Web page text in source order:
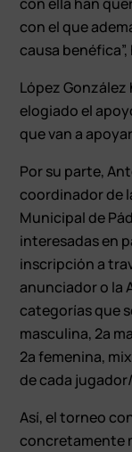
con el que
causa
López
elogiado el
que van a
Por su parte,
coordinador de
Municipal de
interesadas en
inscripción a
anunciador o la
categorías que
masculina, 2ª
2ª femenina,
de cada
Así, el torneo
concretamente